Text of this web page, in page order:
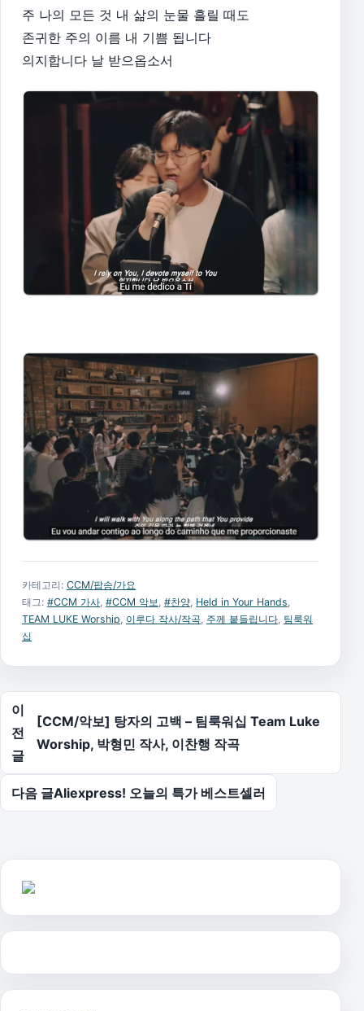
주 나의 모든 것 내 삶의 눈물 흘릴 때도
존귀한 주의 이름 내 기쁨 됩니다
의지합니다 날 받으옵소서
카테고리: CCM/팝송/가요
태그: #CCM 가사, #CCM 악보, #찬양, Held in Your Hands,
TEAM LUKE Worship, 이루다 작사/작곡, 주께 붙들립니다, 팀룩워
십
글 탐색
이
전
글
[CCM/악보] 탕자의 고백 – 팀룩워십 Team Luke
Worship, 박형민 작사, 이찬행 작곡
다음 글Aliexpress! 오늘의 특가 베스트셀러